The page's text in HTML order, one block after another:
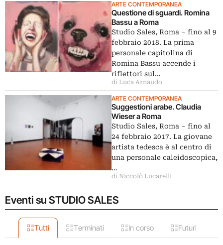
ARTE CONTEMPORANEA
Questione di sguardi. Romina
Bassu a Roma
Studio Sales, Roma ‒ fino al 9
febbraio 2018. La prima
personale capitolina di
Romina Bassu accende i
riflettori sul…
di Luca Arnaudo
ARTE CONTEMPORANEA
Suggestioni arabe. Claudia
Wieser a Roma
Studio Sales, Roma – fino al
24 febbraio 2017. La giovane
artista tedesca è al centro di
una personale caleidoscopica,
…
di Niccolò Lucarelli
Eventi su STUDIO SALES
Tutti Terminati In corso Futuri